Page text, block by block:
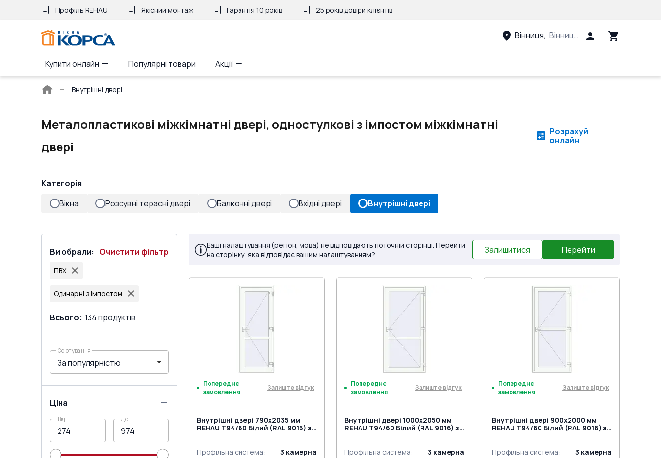
Профіль REHAU Якісний монтаж Гарантія 10 років 25 років довіри клієнтів
Вінниця, Вінницький район, Вінницька
Купити онлайн Популярні товари Акції
Головна
Внутрішні двері
Металопластикові міжкімнатні двері, одностулкові з імпостом міжкімнатні
двері
Розрахуй
онлайн
Категорія
Вікна
Розсувні терасні двері Балконні двері Вхідні двері Внутрішні двері
Ви обрали: Очистити фільтр
ПВХ
Одинарні з імпостом
Всього: 134продуктів
Сортування
Ціна
Від До
Ваші налаштування (регіон, мова) не відповідають поточній сторінці. Перейти
на сторінку, яка відповідає вашим налаштуванням?
Залишитися Перейти
Попереднє
замовлення
Залиште відгук
Внутрішні двері 790x2035 мм
REHAU Т94/60 Білий (RAL 9016) з
Профільна система: 3 камерна
Попереднє
замовлення
Залиште відгук
Внутрішні двері 1000x2050 мм
REHAU Т94/60 Білий (RAL 9016) з
Профільна система: 3 камерна
Попереднє
замовлення
Залиште відгук
Внутрішні двері 900x2000 мм
REHAU Т94/60 Білий (RAL 9016) з
Профільна система: 3 камерна